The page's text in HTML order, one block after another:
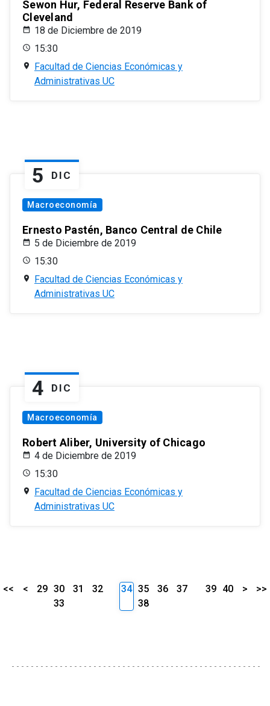
Sewon Hur, Federal Reserve Bank of
Cleveland
18 de Diciembre de 2019
15:30
Facultad de Ciencias Económicas y
Administrativas UC
5 DIC
Macroeconomía
Ernesto Pastén, Banco Central de Chile
5 de Diciembre de 2019
15:30
Facultad de Ciencias Económicas y
Administrativas UC
4 DIC
Macroeconomía
Robert Aliber, University of Chicago
4 de Diciembre de 2019
15:30
Facultad de Ciencias Económicas y
Administrativas UC
<< < 29 30 31
32
33
34 35 36
37
38
39 40 > >>